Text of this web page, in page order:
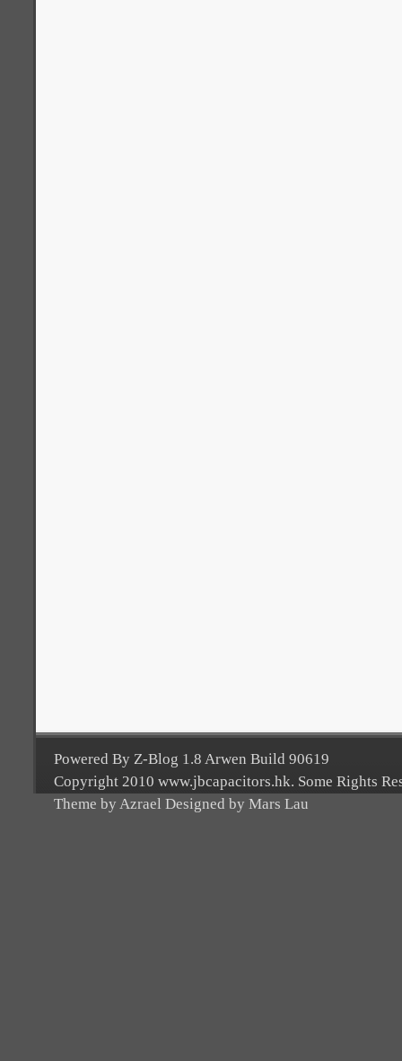
Powered By Z-Blog 1.8 Arwen Build 90619
Copyright 2010 www.jbcapacitors.hk. Some Rights
Theme by Azrael Designed by Mars Lau